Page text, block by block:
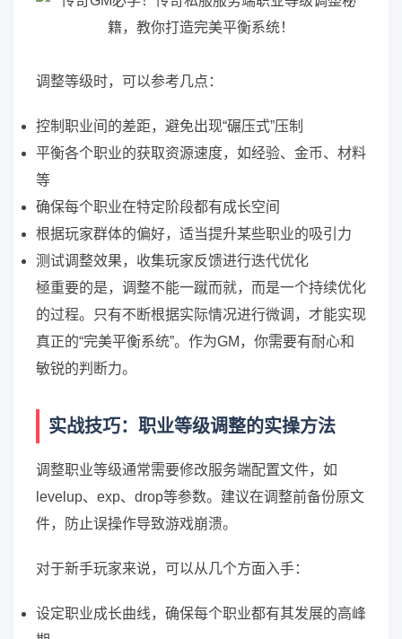
调整等级时，可以参考几点：
控制职业间的差距，避免出现“碾压式”压制
平衡各个职业的获取资源速度，如经验、金币、材料
等
确保每个职业在特定阶段都有成长空间
根据玩家群体的偏好，适当提升某些职业的吸引力
测试调整效果，收集玩家反馈进行迭代优化
極重要的是，调整不能一蹴而就，而是一个持续优化
的过程。只有不断根据实际情况进行微调，才能实现
真正的“完美平衡系统”。作为GM，你需要有耐心和
敏锐的判断力。
实战技巧：职业等级调整的实操方法
调整职业等级通常需要修改服务端配置文件，如
levelup、exp、drop等参数。建议在调整前备份原文
件，防止误操作导致游戏崩溃。
对于新手玩家来说，可以从几个方面入手：
设定职业成长曲线，确保每个职业都有其发展的高峰